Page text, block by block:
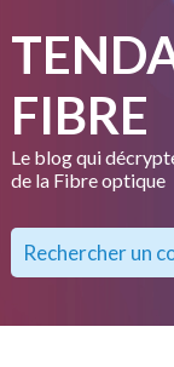
FIBRE
Le blog qui
de la Fibre optique